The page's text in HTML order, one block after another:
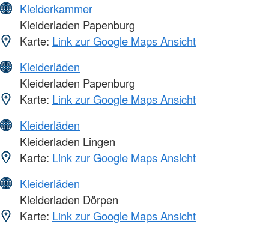
Kleiderkammer
Kleiderladen Papenburg
Karte: Link zur Google Maps Ansicht
Kleiderläden
Kleiderladen Papenburg
Karte: Link zur Google Maps Ansicht
Kleiderläden
Kleiderladen Lingen
Karte: Link zur Google Maps Ansicht
Kleiderläden
Kleiderladen Dörpen
Karte: Link zur Google Maps Ansicht